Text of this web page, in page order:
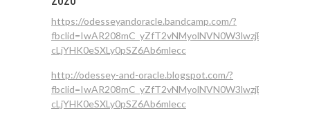
https://odesseyandoracle.bandcamp.com/?
fbclid=IwAR208mC_yZfT2vNMyolNVN0W3lwzjEkJP-
cLjYHK0eSXLy0pSZ6Ab6mlecc
http://odessey-and-oracle.blogspot.com/?
fbclid=IwAR208mC_yZfT2vNMyolNVN0W3lwzjEkJP-
cLjYHK0eSXLy0pSZ6Ab6mlecc